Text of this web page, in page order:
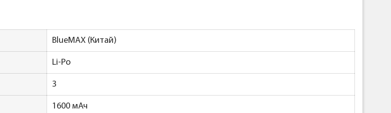
BlueMAX (Китай)
Li-Po
3
1600 мАч